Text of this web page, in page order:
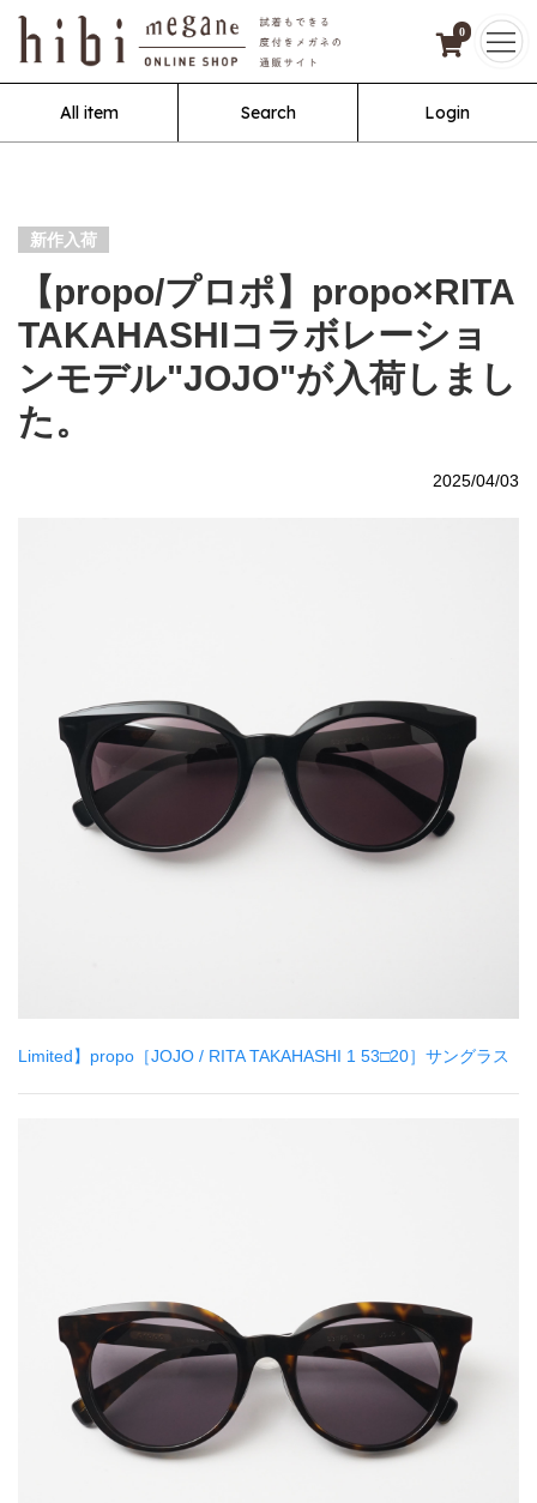
0
All item Search Login
新作入荷
【propo/プロポ】propo×RITA
TAKAHASHIコラボレーショ
ンモデル"JOJO"が入荷しまし
た。
2025/04/03
Limited】propo［JOJO / RITA TAKAHASHI 1 53□20］サングラス